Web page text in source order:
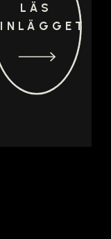
LÄS
INLÄGGET